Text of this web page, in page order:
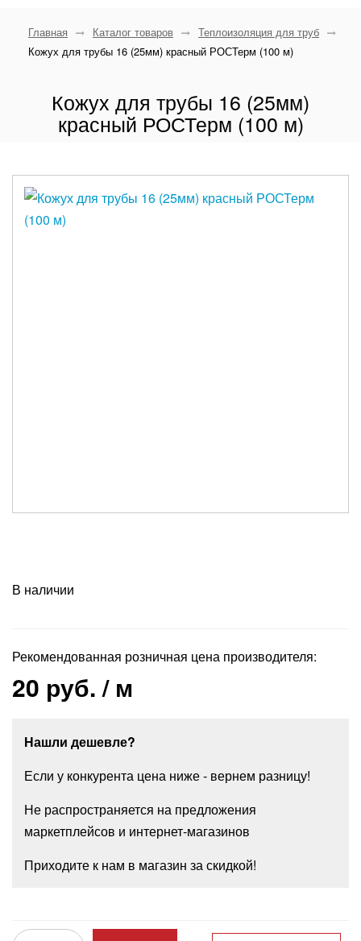
Главная Каталог товаров
Теплоизоляция для труб
Кожух для трубы 16 (25мм) красный РОСТерм (100 м)
Кожух для трубы 16 (25мм)
красный РОСТерм (100 м)
В наличии
Рекомендованная розничная цена производителя:
20 руб./ м
Нашли дешевле?
Если у конкурента цена ниже - вернем разницу!
Не распространяется на предложения
маркетплейсов и интернет-магазинов
Приходите к нам в магазин за скидкой!